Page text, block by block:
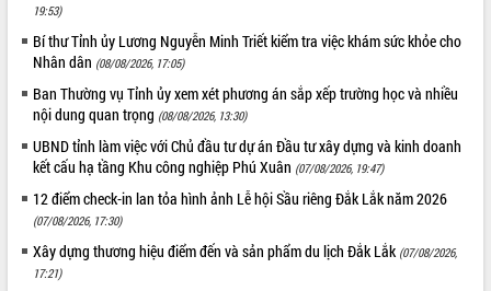
19:53)
Bí thư Tỉnh ủy Lương Nguyễn Minh Triết kiểm tra việc khám sức khỏe cho
Nhân dân (08/08/2026, 17:05)
Ban Thường vụ Tỉnh ủy xem xét phương án sắp xếp trường học và nhiều
nội dung quan trọng (08/08/2026, 13:30)
UBND tỉnh làm việc với Chủ đầu tư dự án Đầu tư xây dựng và kinh doanh
kết cấu hạ tầng Khu công nghiệp Phú Xuân (07/08/2026, 19:47)
12 điểm check-in lan tỏa hình ảnh Lễ hội Sầu riêng Đắk Lắk năm 2026
(07/08/2026, 17:30)
Xây dựng thương hiệu điểm đến và sản phẩm du lịch Đắk Lắk (07/08/2026,
17:21)